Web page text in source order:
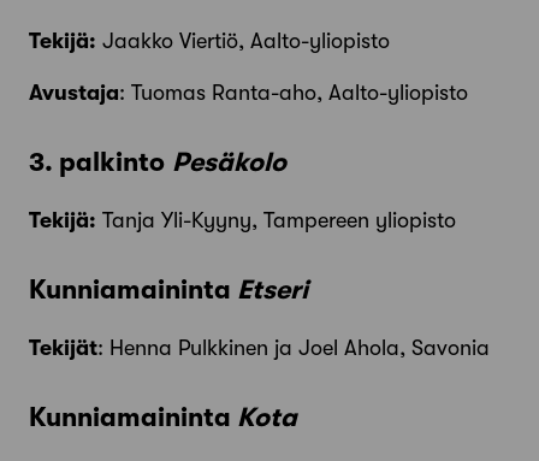
Tekijä: Jaakko Viertiö, Aalto-yliopisto
Avustaja: Tuomas Ranta-aho, Aalto-yliopisto
3. palkinto Pesäkolo
Tekijä: Tanja Yli-Kyyny, Tampereen yliopisto
Kunniamaininta Etseri
Tekijät: Henna Pulkkinen ja Joel Ahola, Savonia
Kunniamaininta Kota